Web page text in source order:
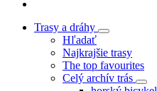
Trasy a dráhy
Hľadať
Najkrajšie trasy
The top favourites
Celý archív trás